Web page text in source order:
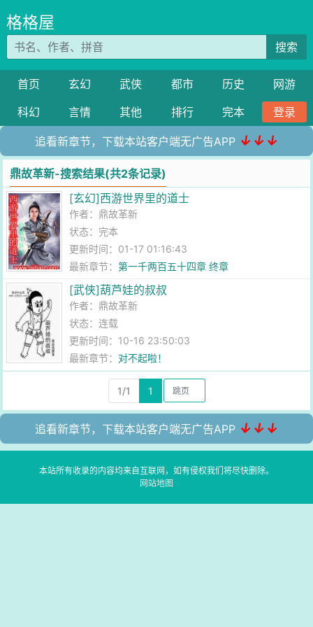
格格屋
搜索
首页 玄幻 武侠 都市 历史
网游
科幻
言情 其他 排行 完本 登录
追看新章节，下载本站客户端无广告APP ↓↓↓
鼎故革新-搜索结果(共2条记录)
[玄幻]西游世界里的道士
作者：鼎故革新
状态：完本
更新时间：01-17 01:16:43
最新章节：第一千两百五十四章 终章
[武侠]葫芦娃的叔叔
作者：鼎故革新
状态：连载
更新时间：10-16 23:50:03
最新章节： 对不起啦！
1/1 1
追看新章节，下载本站客户端无广告APP ↓↓↓
本站所有收录的内容均来自互联网，如有侵权我们将尽快删除。
网站地图